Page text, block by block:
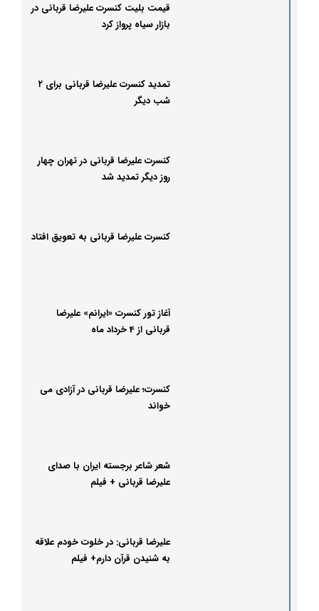
قیمت بلیت کنسرت علیرضا قربانی در
بازار سیاه پرواز کرد
تمدید کنسرت علیرضا قربانی برای ۲
شب دیگر
کنسرت‌ علیرضا قربانی در تهران چهار
روز دیگر تمدید شد
کنسرت علیرضا قربانی به تعویق افتاد
آغاز تور کنسرت «ایرانم» علیرضا
قربانی از 4 خرداد ماه
کنسرت؛ علیرضا قربانی در آزادی می
خواند
شعر شاعر برجسته ایران با صدای
علیرضا قربانی + فیلم
علیرضا قربانی: در خلوت خودم علاقه
به شنیدن قرآن دارم+ فیلم